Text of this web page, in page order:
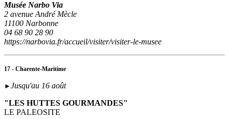
Musée Narbo Via
2 avenue André Mècle
11100 Narbonne
04 68 90 28 90
https://narbovia.fr/accueil/visiter/visiter-le-musee
17 - Charente-Maritime
► Jusqu'au 16 août
"LES HUTTES GOURMANDES"
LE PALEOSITE